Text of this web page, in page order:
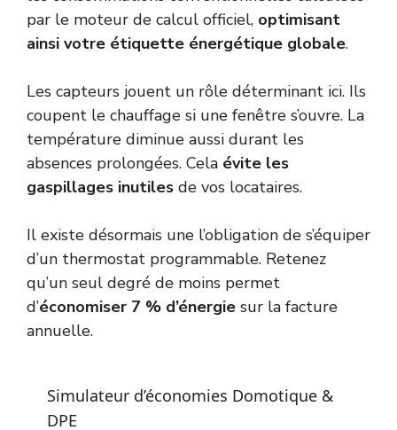
par le moteur de calcul officiel, optimisant
ainsi votre étiquette énergétique globale.
Les capteurs jouent un rôle déterminant ici. Ils
coupent le chauffage si une fenêtre s’ouvre. La
température diminue aussi durant les
absences prolongées. Cela évite les
gaspillages inutiles de vos locataires.
Il existe désormais une l’obligation de s’équiper
d’un thermostat programmable. Retenez
qu’un seul degré de moins permet
d’économiser 7 % d’énergie sur la facture
annuelle.
Simulateur d’économies Domotique &
DPE